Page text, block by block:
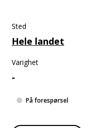
Sted
Hele landet
Varighet
-
På forespørsel